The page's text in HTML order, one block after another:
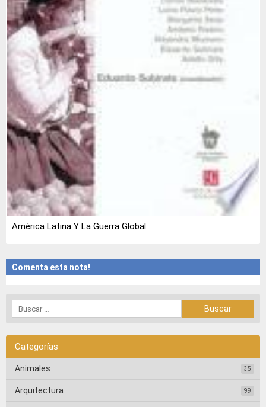
América Latina Y La Guerra Global
Comenta esta nota!
Categorías
Animales 35
Arquitectura 99